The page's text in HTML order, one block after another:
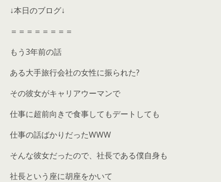
↓本日のブログ↓
＝＝＝＝＝＝＝＝
もう3年前の話
ある大手旅行会社の女性に振られた?
その彼女がキャリアウーマンで
仕事に超前向きで食事してもデートしても
仕事の話ばかりだったWWW
そんな彼女だったので、社長である僕自身も
社長という座に胡座をかいて